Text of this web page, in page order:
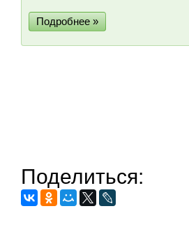
Подробнее »
Поделиться: